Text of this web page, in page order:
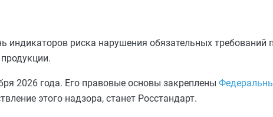
индикаторов риска нарушения обязательных требований
2026 года. Его правовые основы закреплены
этого надзора, станет Росстандарт.